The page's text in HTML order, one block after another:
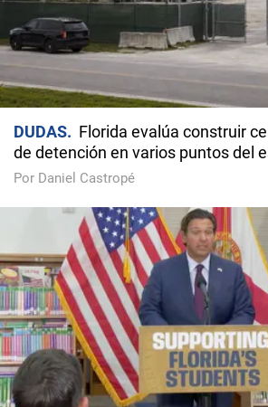
DUDAS
Florida evalúa construir
de detención en varios puntos del
Por Daniel Castropé